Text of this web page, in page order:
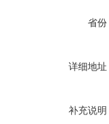
省份
详细地址
补充说明